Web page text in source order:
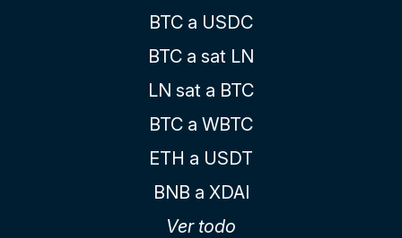
BTC a USDC
BTC a sat LN
LN sat a BTC
BTC a WBTC
ETH a USDT
BNB a XDAI
Ver todo